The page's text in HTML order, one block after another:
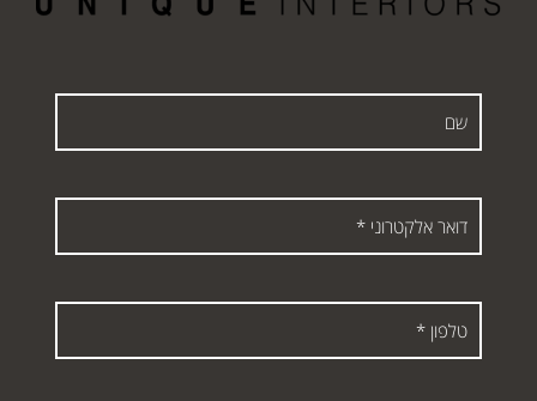
שם
דואר
טלפון